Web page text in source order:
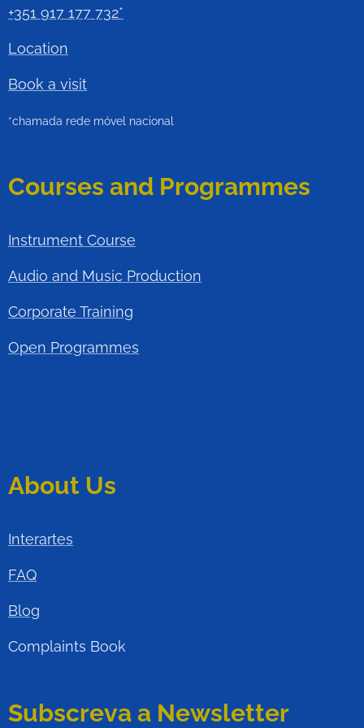
+351 917 177 732*
Location
Book a visit
*chamada rede móvel nacional
Courses and Programmes
Instrument Course
Audio and Music Production
Corporate Training
Open Programmes
About Us
Interartes
FAQ
Blog
Complaints Book
Subscreva a Newsletter